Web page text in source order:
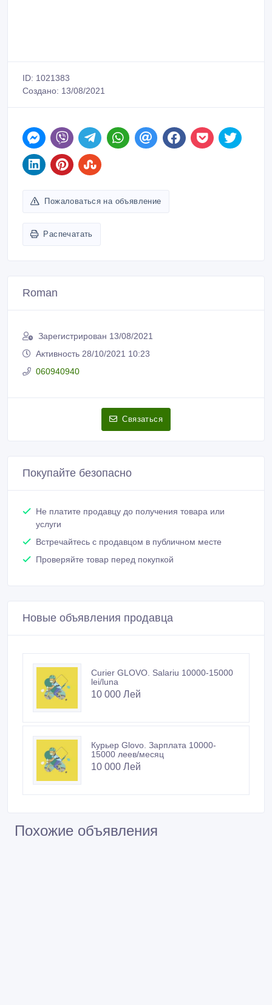
ID: 1021383
Создано: 13/08/2021
Пожаловаться на объявление
Распечатать
Roman
Зарегистрирован 13/08/2021
Активность 28/10/2021 10:23
060940940
Связаться
Покупайте безопасно
Не платите продавцу до получения товара или
услуги
Встречайтесь с продавцом в публичном месте
Проверяйте товар перед покупкой
Новые объявления продавца
Curier GLOVO. Salariu 10000-15000
lei/luna
10 000 Лей
Курьер Glovo. Зарплата 10000-
15000 леев/месяц
10 000 Лей
Похожие объявления